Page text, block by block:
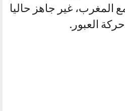
المغرب، غير جاهز حاليا
العبور.